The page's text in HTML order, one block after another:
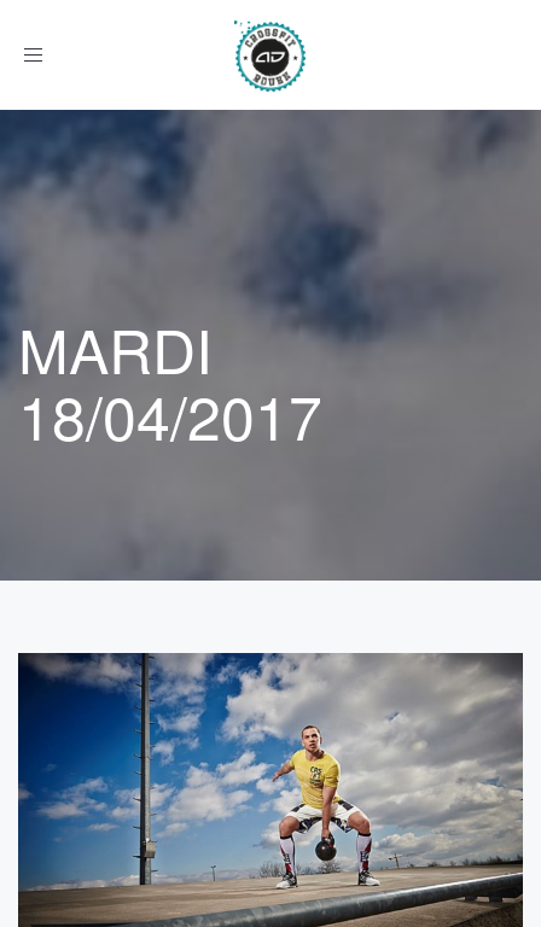
Afficher
MARDI
18/04/2017